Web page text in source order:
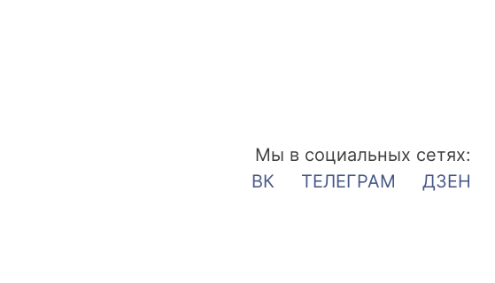
Мы в социальных сетях:
ВК
ТЕЛЕГРАМ ДЗЕН